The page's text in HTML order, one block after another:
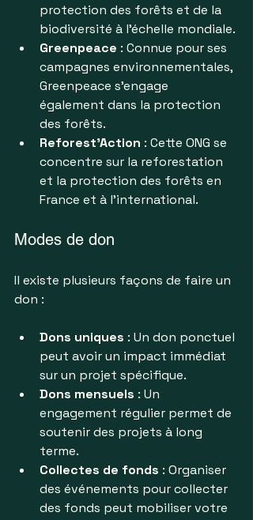
protection des forêts et de la
biodiversité à l'échelle mondiale.
Greenpeace : Connue pour ses
campagnes environnementales,
Greenpeace s'engage
également dans la protection
des forêts.
Reforest'Action : Cette ONG se
concentre sur la reforestation
et la protection des forêts en
France et à l'international.
Modes de don
Il existe plusieurs façons de faire un
don :
Dons uniques : Un don ponctuel
peut avoir un impact immédiat
sur un projet spécifique.
Dons mensuels : Un
engagement régulier permet de
soutenir des projets à long
terme.
Collectes de fonds : Organiser
des événements pour collecter
des fonds peut mobiliser votre